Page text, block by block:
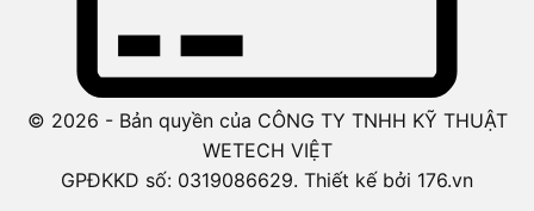
© 2026 - Bản quyền của CÔNG TY TNHH KỸ THUẬT
WETECH VIỆT
GPĐKKD số: 0319086629. Thiết kế bởi 176.vn